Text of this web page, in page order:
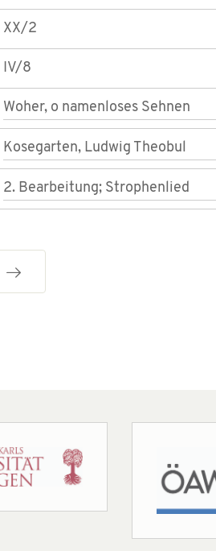
XX/2
IV/8
Woher, o namenloses Sehnen
Kosegarten, Ludwig Theobul
2. Bearbeitung; Strophenlied